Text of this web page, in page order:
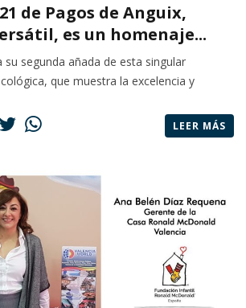
de Pagos de Anguix,
es un homenaje...
su segunda añada de esta singular
que muestra la excelencia y
LEER MÁS